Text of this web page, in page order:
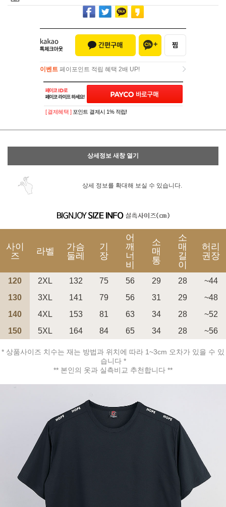
이벤트 페이포인트 적립 혜택 2배 UP!
이벤트페이포인트 적립 혜택 2배 UP!
[ 결제혜택 ] 포인트 결제시 1% 적립!
상세정보 새창 열기
상세 정보를 확대해 보실 수 있습니다.
사이
즈
라벨
가슴
둘레
기
장
어
깨
너
비
소
매
통
소
매
길
이
허리
권장
120 2XL 132 75 56 29 28
~44
130
3XL 141 79 56 31 29
~48
140
4XL 153 81 63 34 28
~52
150
5XL 164 84 65 34 28 ~56
* 상품사이즈 치수는 재는 방법과 위치에 따라 1~3cm 오차가 있을 수 있
습니다 *
** 본인의 옷과 실측비교 추천합니다 **